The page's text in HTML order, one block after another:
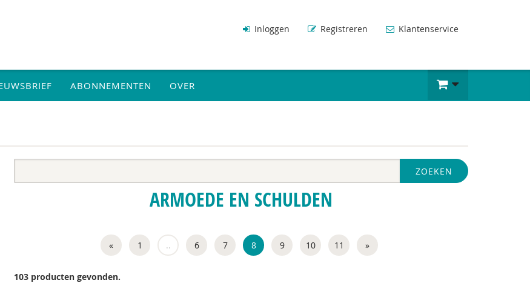
Inloggen Registreren Klantenservice
ABONNEMENTEN OVER
ZOEKEN
ARMOEDE EN SCHULDEN
« 1 .. 6 7 8 9 10 11 »
103 producten gevonden.